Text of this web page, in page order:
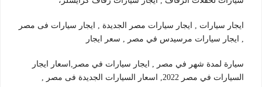
ايجار سيارات , ايجار سيارات مصر الجديدة , ايجار سيارات فى مصر
, ايجار سيارات مرسيدس في مصر , سعر ايجار
سيارة لمدة شهر في مصر , ايجار سيارات في مصر,اسعار ايجار
السيارات في مصر 2022, اسعار السيارات الجديدة فى مصر ,